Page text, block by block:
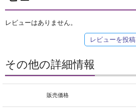
レビューはありません。
レビューを投稿
その他の詳細情報
販売価格